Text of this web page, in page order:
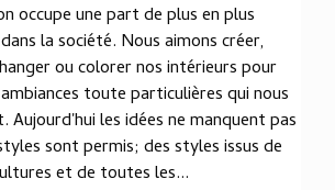
occupe une part de plus en plus
la société. Nous aimons créer,
ou colorer nos intérieurs pour
toute particulières qui nous
Aujourd'hui les idées ne manquent pas
sont permis; des styles issus de
et de toutes les...